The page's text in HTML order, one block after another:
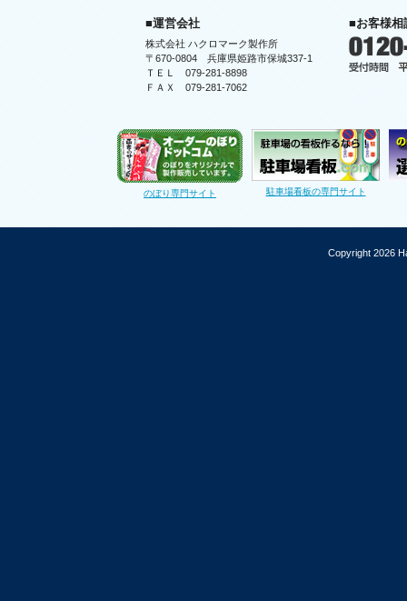
■運営会社
株式会社 ハクロマーク製作所
〒670-0804 兵庫県姫路市保城337-1
ＴＥＬ 079-281-8898
ＦＡＸ 079-281-7062
■お客様相
のぼり専門サイト 駐車場看板の専門サイト
Copyright 2026